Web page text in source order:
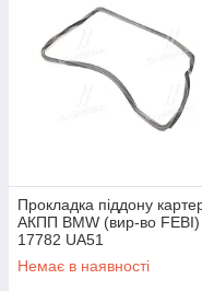
Прокладка піддону
АКПП BMW (вир-во FEBI)
17782 UA51
Немає в наявності